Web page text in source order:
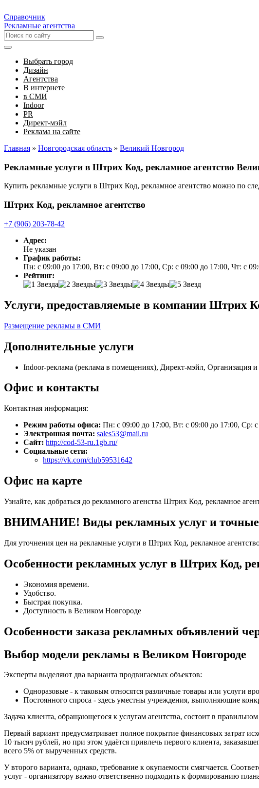
Справочник
Рекламные агентства
Выбрать город
Дизайн
Агентства
В интернете
в СМИ
Indoor
PR
Директ-мэйл
Реклама на сайте
Главная » Новгородская область » Великий Новгород
Рекламные услуги в Штрих Код, рекламное агентство
Купить рекламные услуги в Штрих Код, рекламное агентство можно по
Штрих Код, рекламное агентство
+7 (906) 203-78-42
Адрес:
Не указан
График работы:
Пн: с 09:00 до 17:00, Вт: с 09:00 до 17:00, Ср: с 09:00 до 17:00, Чт: с
Рейтинг:
Услуги, предоставляемые в компании Штрих
Размещение рекламы в СМИ
Дополнительные услуги
Indoor-реклама (реклама в помещениях), Директ-мэйл,
Офис и контакты
Контактная информация:
Режим работы офиса: Пн: с 09:00 до 17:00, Вт: с 09:00 до 17:00, Ср:
Электронная почта: sales53@mail.ru
Сайт: http://cod-53-ru.1gb.ru/
Социальные сети:
https://vk.com/club59531642
Офис на карте
Узнайте, как добраться до рекламного агенства Штрих Код, рекламное
ВНИМАНИЕ! Виды рекламных услуг и точные
Для уточнения цен на рекламные услуги в Штрих Код, рекламное
Особенности рекламных услуг в Штрих Код,
Экономия времени.
Удобство.
Быстрая покупка.
Доступность в Великом Новгороде
Особенности заказа рекламных объявлений
Выбор модели рекламы в Великом Новгороде
Эксперты выделяют два варианта продвигаемых объектов:
Одноразовые - к таковым относятся различные товары или услуги
Постоянного спроса - здесь уместны учреждения, выполняющие
Задача клиента, обращающегося к услугам агентства, состоит в
Первый вариант предусматривает полное покрытие финансовых затрат
10 тысяч рублей, но при этом удаётся привлечь первого клиента,
всего 5% от вырученных средств.
У второго варианта, однако, требование к окупаемости смягчается.
услуг - организатору важно ответственно подходить к формированию